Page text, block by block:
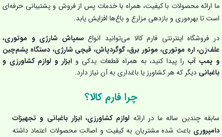
ما ارائه محصولات با کیفیت، همراه با خدمات پس از فروش و پشتیبانی حرفه‌ای
است تا بهره‌وری و بازدهی مزارع و باغ‌ها افزایش یابد.
در فروشگاه اینترنتی فارم کالا می‌توانید انواعسمپاش شارژی و موتوری،
علف‌زن، اره موتوری، موتور برق، گوگردپاش، قیچی شارژی، دستگاه پشم‌چین
و پمپ آب را پیدا کنید، به همراه قطعات یدکی وابزار و لوازم کشاورزی و
باغبانی دیگر که هر کشاورز یا باغداری به آن نیاز دارد.
چرا فارم کالا؟
سابقه چندین ساله ما در ارائه لوازم کشاورزی، ابزار باغبانی و تجهیزات
دامپروری باعث شده مشتریان به کیفیت و اصالت محصولات اعتماد داشته